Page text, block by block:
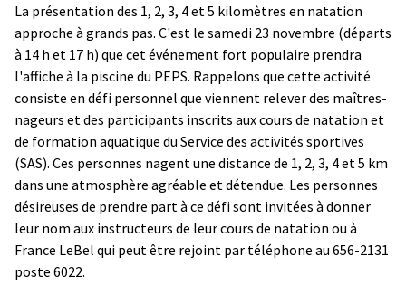
La présentation des 1, 2, 3, 4 et 5 kilomètres en natation
approche à grands pas. C'est le samedi 23 novembre (départs
à 14 h et 17 h) que cet événement fort populaire prendra
l'affiche à la piscine du PEPS. Rappelons que cette activité
consiste en défi personnel que viennent relever des maîtres-
nageurs et des participants inscrits aux cours de natation et
de formation aquatique du Service des activités sportives
(SAS). Ces personnes nagent une distance de 1, 2, 3, 4 et 5 km
dans une atmosphère agréable et détendue. Les personnes
désireuses de prendre part à ce défi sont invitées à donner
leur nom aux instructeurs de leur cours de natation ou à
France LeBel qui peut être rejoint par téléphone au 656-2131
poste 6022.